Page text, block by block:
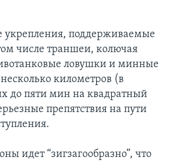
укрепления, поддерживаемые
числе траншеи, колючая
ловушки и минные
километров (в
до пяти мин на квадратный
препятствия на пути
идет “зигзагообразно”, что